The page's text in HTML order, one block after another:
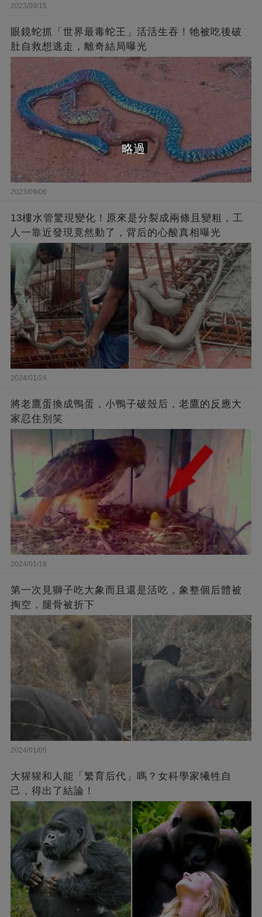
2023/09/15
眼鏡蛇抓「世界最毒蛇王」活活生吞！牠被吃後破
肚自救想逃走，離奇結局曝光
2023/09/06
13樓水管驚現變化！原來是分裂成兩條且變粗，工
人一靠近發現竟然動了，背后的心酸真相曝光
2024/01/24
將老鷹蛋換成鴨蛋，小鴨子破殼后，老鷹的反應大
家忍住別笑
2024/01/18
第一次見獅子吃大象而且還是活吃，象整個后體被
掏空，腿骨被折下
2024/01/05
大猩猩和人能「繁育后代」嗎？女科學家犧牲自
己，得出了結論！
略過